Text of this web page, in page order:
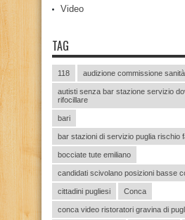
Video
TAG
118 audizione commissione
autisti senza bar stazione servizio
rifocillare
bari
bar stazioni di servizio puglia rischio
bocciate tute emiliano
candidati scivolano posizioni basse
cittadini pugliesi Conca
conca video ristoratori gravina di